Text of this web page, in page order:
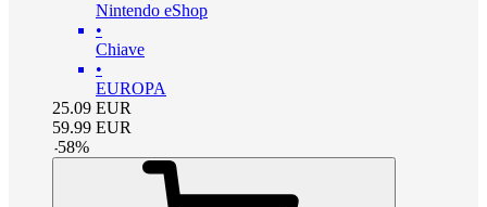
Nintendo eShop
•
Chiave
•
EUROPA
25.09 EUR
59.99 EUR
-58%